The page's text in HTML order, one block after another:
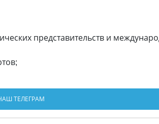
представительств и
ТЕЛЕГРАМ